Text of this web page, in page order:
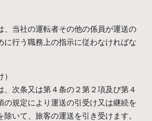
当社の運転者その他の係員が運送の
に行う職務上の指示に従わなければな
次条又は第４条の２第２項及び第４
の規定により運送の引受け又は継続を
除いて、旅客の運送を引き受けます。